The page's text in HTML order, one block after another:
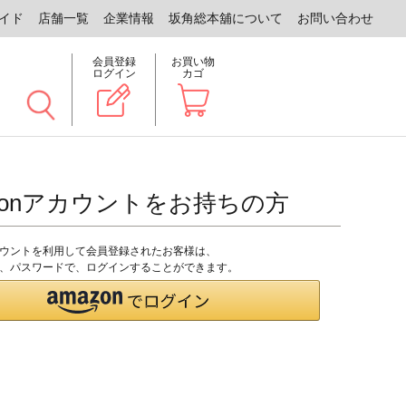
ド 店舗一覧 企業情報 坂角総本舖について お問い合わせ
会員登録
ログイン
お買い物
カゴ
アカウントをお持ちの方
ントを利用して会員登録されたお客様は、
パスワードで、ログインすることができます。